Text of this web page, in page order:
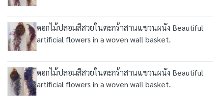
ดอกไม้ปลอมสีสวยในตะกร้าสานแขวนผนัง Beautiful
artificial flowers in a woven wall basket.
ดอกไม้ปลอมสีสวยในตะกร้าสานแขวนผนัง Beautiful
artificial flowers in a woven wall basket.